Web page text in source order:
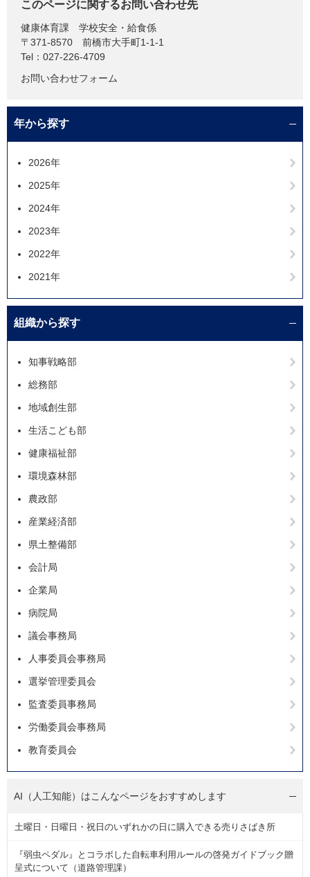
このページに関するお問い合わせ先
健康体育課
学校安全・給食係
〒371-8570
前橋市大手町1-1-1
Tel：027-226-4709
お問い合わせフォーム
年から探す
2026年
2025年
2024年
2023年
2022年
2021年
組織から探す
知事戦略部
総務部
地域創生部
生活こども部
健康福祉部
環境森林部
農政部
産業経済部
県土整備部
会計局
企業局
病院局
議会事務局
人事委員会事務局
選挙管理委員会
監査委員事務局
労働委員会事務局
教育委員会
AI（人工知能）はこんなページをおすすめします
土曜日・日曜日・祝日のいずれかの日に購入できる売りさばき所
『弱虫ペダル』とコラボした自転車利用ルールの啓発ガイドブック贈
呈式について（道路管理課）